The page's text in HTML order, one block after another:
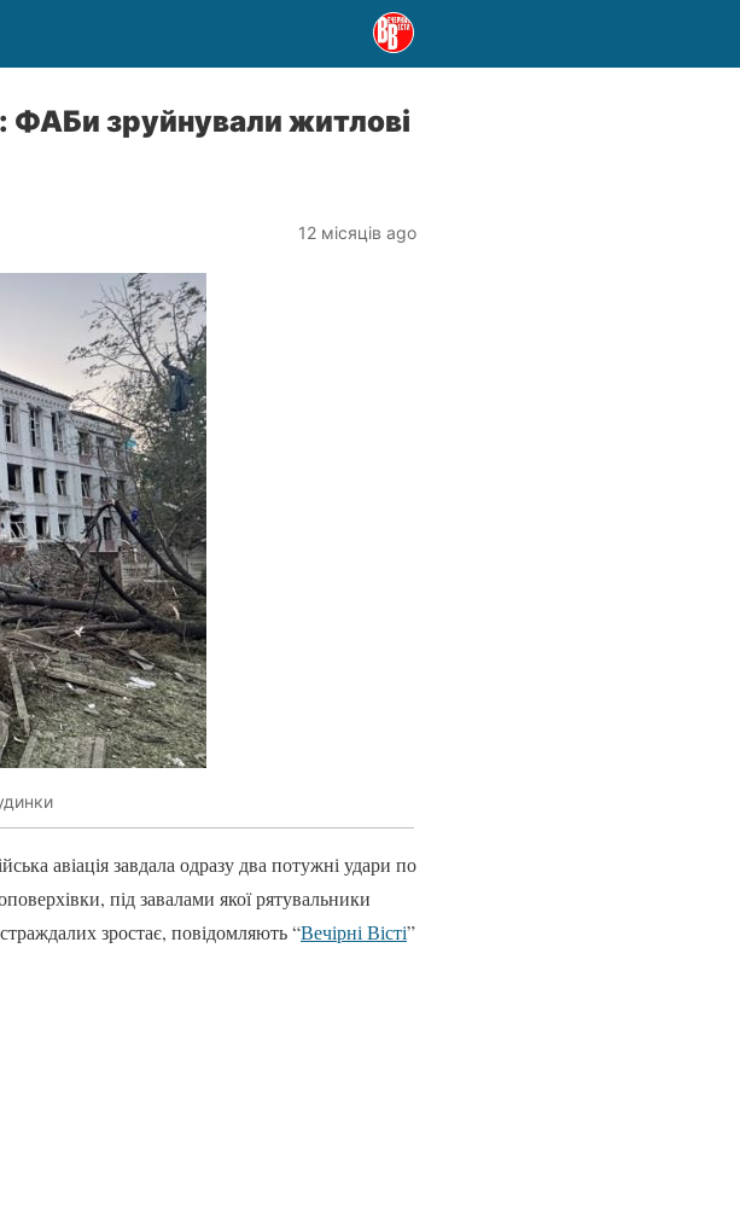
ФАБи зруйнували житлові
12 місяців ago
авіація завдала одразу два потужні удари по
під завалами якої рятувальники
зростає, повідомляють “Вечірні Вісті”